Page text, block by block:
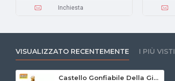
Inchiesta
VISUALIZZATO RECENTEMENTE I PIÙ VISTI
Castello Gonfiabile Della Giraffa